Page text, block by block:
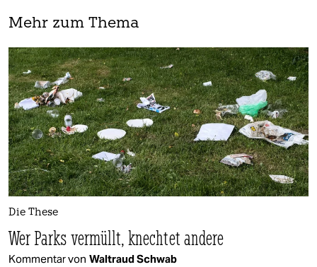
Mehr zum Thema
Die These
Wer Parks vermüllt, knechtet andere
Kommentar von Waltraud Schwab